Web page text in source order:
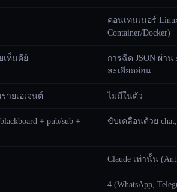
คอนเทนเนอร์
Container/Docker)
เห็นคีย์
การฉีด JSON ผ่าน
ละเอียดอ่อน
ายเอเจนต์ ไม่มีในตัว
+ pub/sub +
ขับเคลื่อนด้วย
Claude เท่านั้น
4 (WhatsApp,